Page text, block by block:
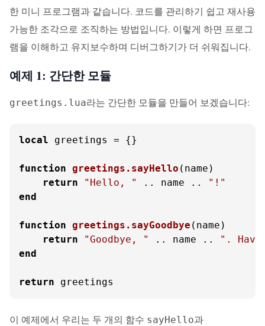
한 미니 프로그램과 같습니다. 코드를 관리하기 쉽고 재사용
가능한 조각으로 조직하는 방법입니다. 이렇게 하면 프로그
램을 이해하고 유지보수하며 디버그하기가 더 쉬워집니다.
예제 1: 간단한 모듈
greetings.lua라는 간단한 모듈을 만들어 보겠습니다:
local greetings = {}
function greetings.sayHello (name)
return
"Hello, " .. name ..
"!"
end
function greetings.sayGoodbye (name)
return
"Goodbye, " .. name ..
".
end
return greetings
이 예제에서 우리는 두 개의 함수 sayHello과